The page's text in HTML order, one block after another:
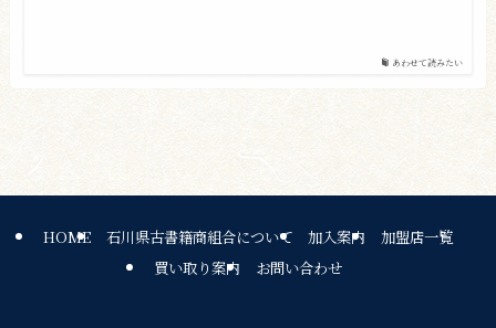
あわせて読みたい
HOME 石川県古書籍商組合について 加入案内
加盟店一覧
買い取り案内
お問い合わせ